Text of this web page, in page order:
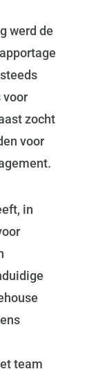
werd de
voor
zocht
voor
in
team